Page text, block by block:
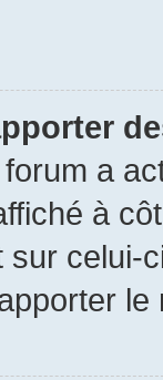
forum a
à
sur
le